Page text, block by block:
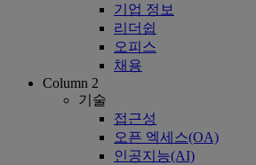
기업 정보
리더쉽
오피스
채용
Column 2
기술
접근성
오픈 엑세스(OA)
인공지능(AI)